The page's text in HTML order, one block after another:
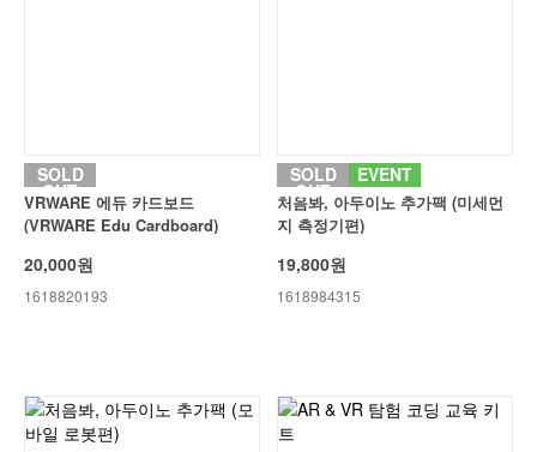
SOLD
OUT
VRWARE 에듀 카드보드
(VRWARE Edu Cardboard)
20,000원
1618820193
SOLD
OUT
EVENT
처음봐, 아두이노 추가팩 (미세먼
지 측정기편)
19,800원
1618984315